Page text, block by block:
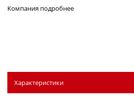
Компания подробнее
Характеристики